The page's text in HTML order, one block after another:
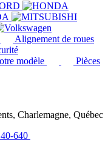
Alignement de roues
modèle
Pièces
Charlemagne, Québec
640